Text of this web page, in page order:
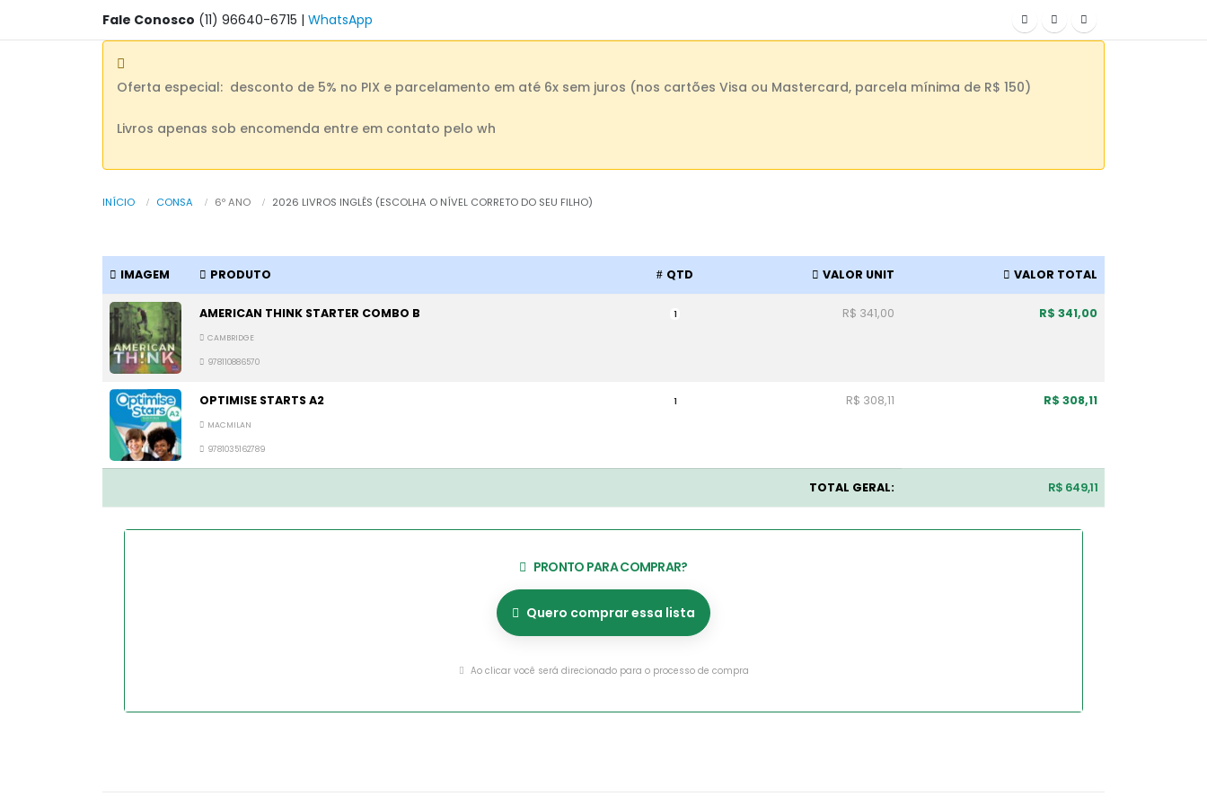
Fale Conosco (11) 96640-6715 | WhatsApp
Oferta especial: desconto de 5% no PIX e parcelamento em até 6x sem juros (nos cartões Visa ou Mastercard, parcela mínima de R$ 150)
Livros apenas sob encomenda entre em contato pelo wh
INÍCIO CONSA 6º ANO 2026 LIVROS INGLÊS (ESCOLHA O NÍVEL CORRETO DO SEU FILHO)
IMAGEM PRODUTO QTD VALOR UNIT VALOR TOTAL
AMERICAN THINK STARTER COMBO B
CAMBRIDGE
978110886570
1 R$ 341,00 R$ 341,00
OPTIMISE STARTS A2
MACMILAN
9781035162789
1 R$ 308,11 R$ 308,11
TOTAL GERAL: R$ 649,11
PRONTO PARA COMPRAR?
Quero comprar essa lista
Ao clicar você será direcionado para o processo de compra